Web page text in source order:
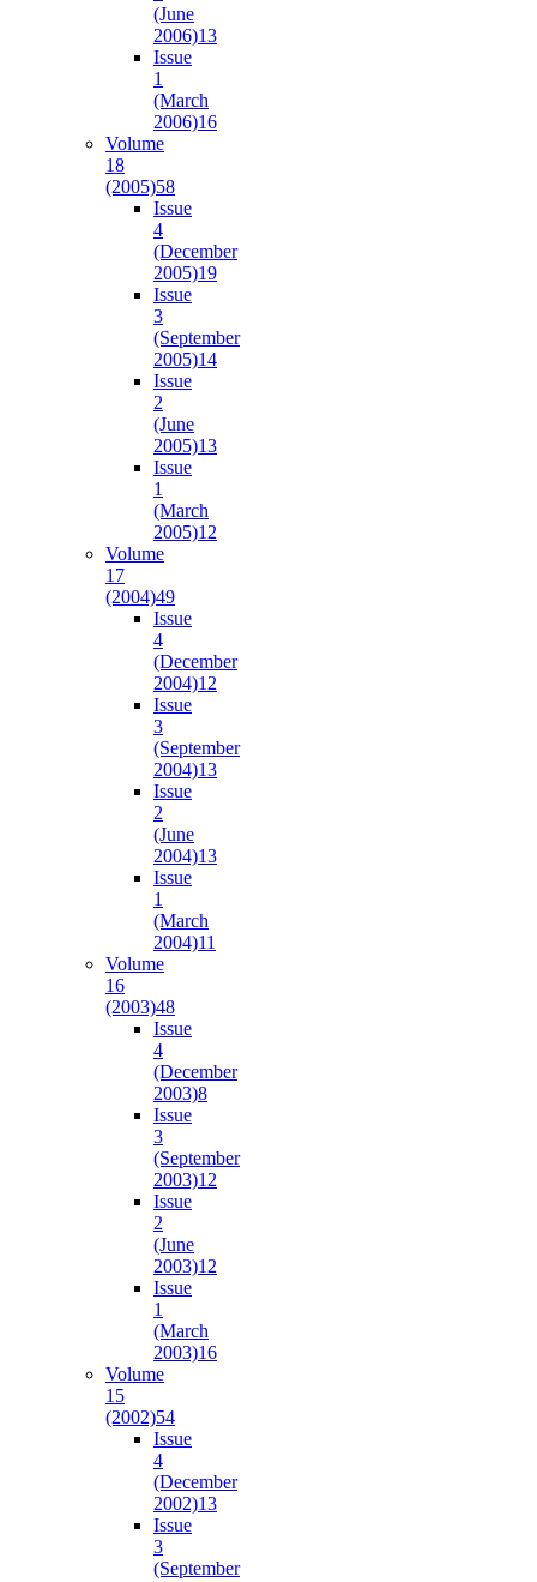
(June
2006)13
Issue
1
(March
2006)16
Volume
18
(2005)58
Issue
4
(December
2005)19
Issue
3
(September
2005)14
Issue
2
(June
2005)13
Issue
1
(March
2005)12
Volume
17
(2004)49
Issue
4
(December
2004)12
Issue
3
(September
2004)13
Issue
2
(June
2004)13
Issue
1
(March
2004)11
Volume
16
(2003)48
Issue
4
(December
2003)8
Issue
3
(September
2003)12
Issue
2
(June
2003)12
Issue
1
(March
2003)16
Volume
15
(2002)54
Issue
4
(December
2002)13
Issue
3
(September